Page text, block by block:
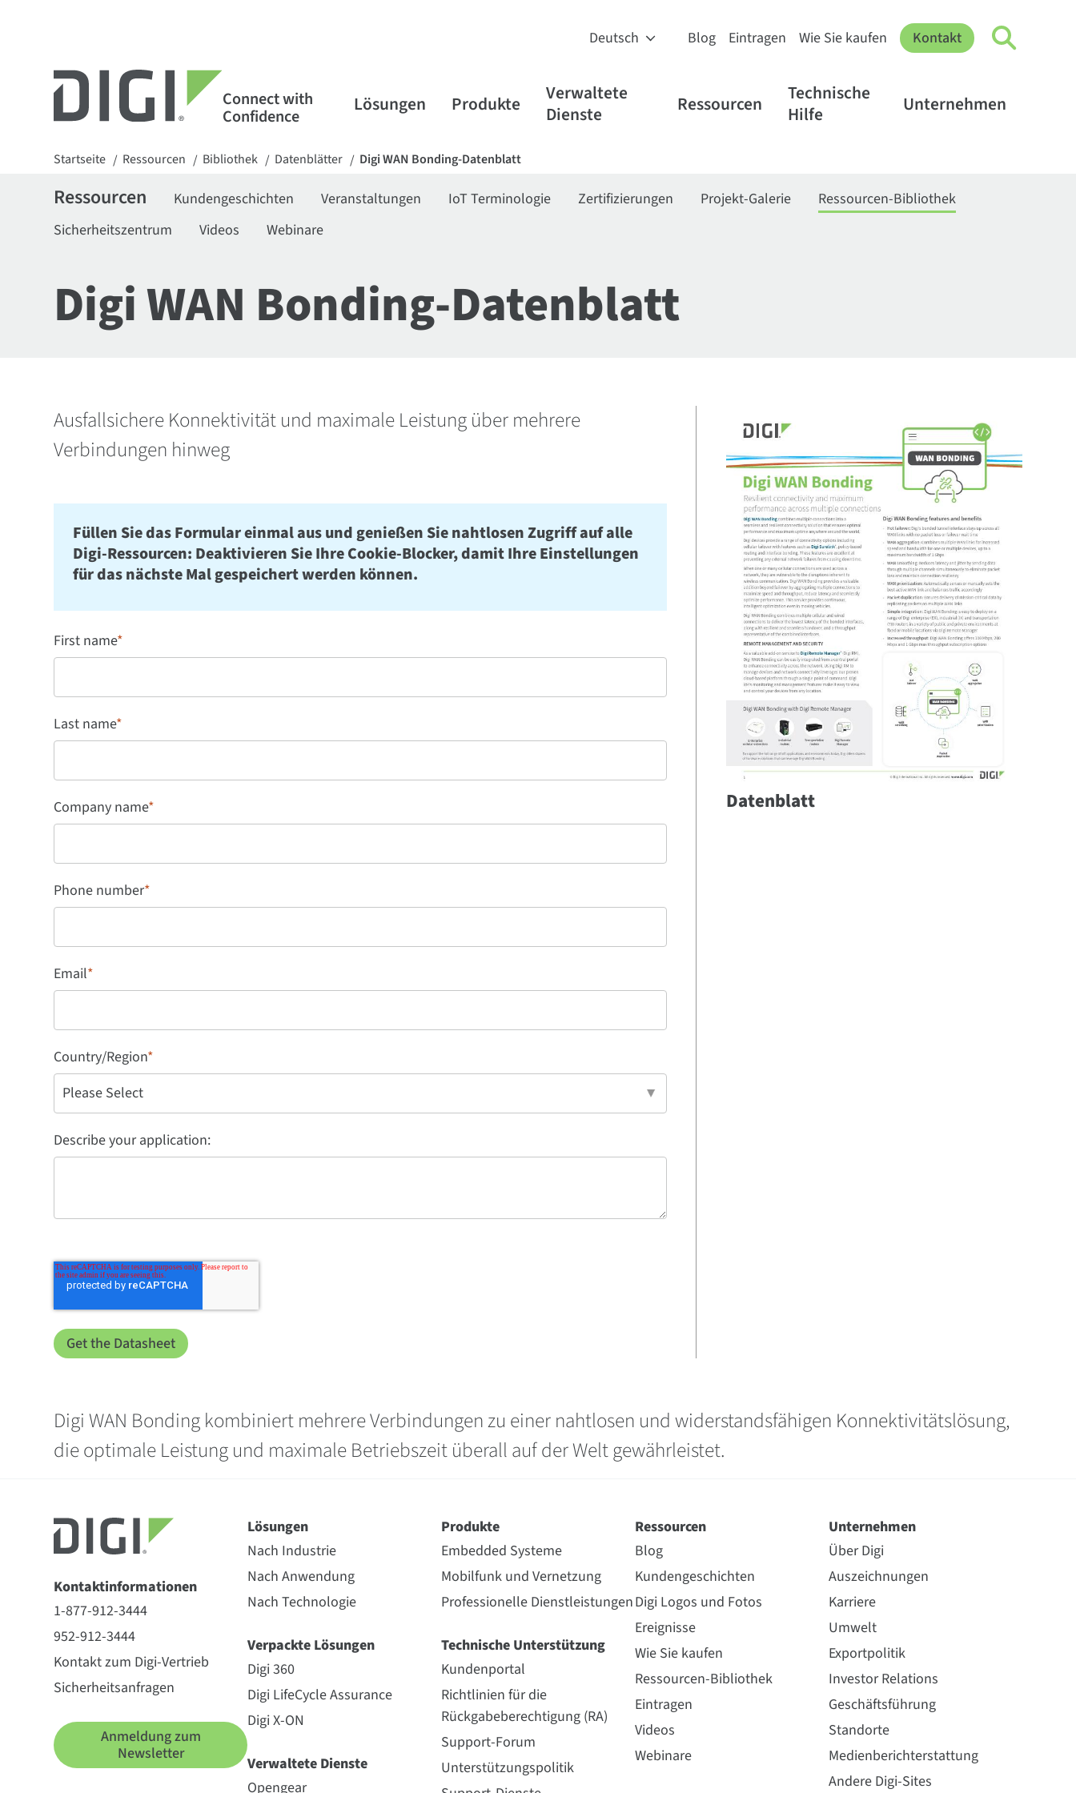
Connect with
Confidence
Blog Eintragen Wie Sie kaufen Kontakt
Lösungen Produkte
Verwaltete
Dienste
Ressourcen
Technische
Hilfe
Unternehmen
Startseite / Ressourcen / Bibliothek / Datenblätter / Digi WAN Bonding-Datenblatt
Ressourcen Kundengeschichten Veranstaltungen IoT Terminologie Zertifizierungen Projekt-Galerie
Ressourcen-Bibliothek
Sicherheitszentrum
Videos Webinare
Digi WAN Bonding-Datenblatt
Ausfallsichere Konnektivität und maximale Leistung über mehrere
Verbindungen hinweg
Füllen Sie das Formular einmal aus und genießen Sie nahtlosen Zugriff auf alle
Digi-Ressourcen: Deaktivieren Sie Ihre Cookie-Blocker, damit Ihre Einstellungen
für das nächste Mal gespeichert werden können.
First name*
Last name*
Company name*
Phone number*
Email*
Country/Region*
Describe your application:
Datenblatt
Digi WAN Bonding kombiniert mehrere Verbindungen zu einer nahtlosen und widerstandsfähigen Konnektivitätslösung,
die optimale Leistung und maximale Betriebszeit überall auf der Welt gewährleistet.
Kontaktinformationen
1-877-912-3444
952-912-3444
Kontakt zum Digi-Vertrieb
Sicherheitsanfragen
Anmeldung zum
Newsletter
Lösungen
Nach Industrie
Nach Anwendung
Nach Technologie
Verpackte Lösungen
Digi 360
Digi LifeCycle Assurance
Digi X-ON
Verwaltete Dienste
Opengear
Produkte
Embedded Systeme
Mobilfunk und Vernetzung
Professionelle Dienstleistungen
Technische Unterstützung
Kundenportal
Richtlinien für die
Rückgabeberechtigung (RA)
Support-Forum
Unterstützungspolitik
Ressourcen
Blog
Kundengeschichten
Digi Logos und Fotos
Ereignisse
Wie Sie kaufen
Ressourcen-Bibliothek
Eintragen
Videos
Webinare
Unternehmen
Über Digi
Auszeichnungen
Karriere
Umwelt
Exportpolitik
Investor Relations
Geschäftsführung
Standorte
Medienberichterstattung
Andere Digi-Sites